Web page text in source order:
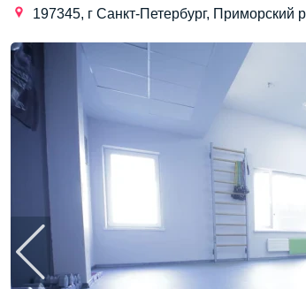
197345, г Санкт-Петербург, Приморский